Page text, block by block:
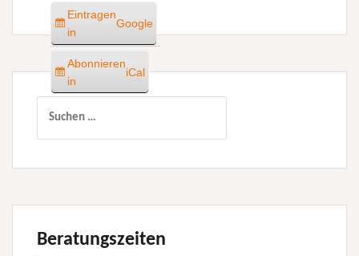
Eintragen
in
Google
Abonnieren
in
iCal
Beratungszeiten